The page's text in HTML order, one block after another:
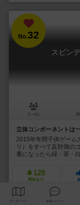
No.32
スピン
2～4人
立体コンポーネントは
2015年年間子供ゲー
リ）をすべて反対側
番になったら緑・茶・
128
興味あり